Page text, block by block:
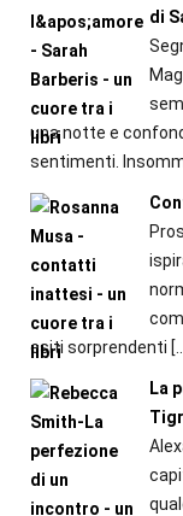
di
una notte e
sentimenti.
esiti sorprendenti
La